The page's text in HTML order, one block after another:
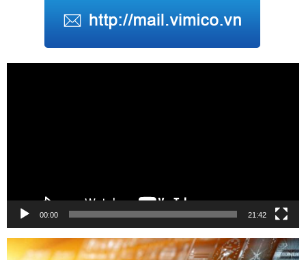
00:00 21:42